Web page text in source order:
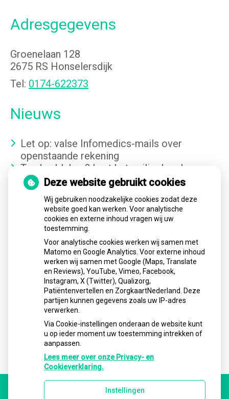
Adresgegevens
Groenelaan 128
2675 RS Honselersdijk
Tel: 0174-622373
Nieuws
Let op: valse Infomedics-mails over
openstaande rekening
Tanden bleken? Laat het veilig doen!
Gezond tandvlees: de basis voor een
gezonde mond
Naar de tandarts in het buitenland? Wees op
je hoede!
(Mond)zorgkosten gemaakt in 2025? Check
of die aftrekbaar zijn
Aangesloten bij:
Deze website gebruikt cookies
Wij gebruiken noodzakelijke cookies zodat deze
website goed kan werken. Voor analytische
cookies en externe inhoud vragen wij uw
toestemming.
Voor analytische cookies werken wij samen met
Matomo en Google Analytics. Voor externe inhoud
werken wij samen met Google (Maps, Translate
en Reviews), YouTube, Vimeo, Facebook,
Instagram, X (Twitter), Qualizorg,
Patiëntenvertellen en ZorgkaartNederland. Deze
partijen kunnen gegevens zoals uw IP-adres
verwerken.
Via Cookie-instellingen onderaan de website kunt
u op ieder moment uw toestemming intrekken of
aanpassen.
Lees meer over onze Privacy- en
Cookieverklaring.
Instellingen